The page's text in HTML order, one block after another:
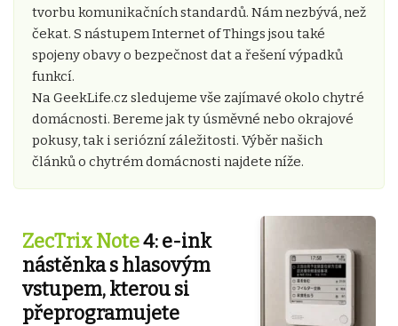
tvorbu komunikačních standardů. Nám nezbývá, než
čekat. S nástupem Internet of Things jsou také
spojeny obavy o bezpečnost dat a řešení výpadků
funkcí.
Na GeekLife.cz sledujeme vše zajímavé okolo chytré
domácnosti. Bereme jak ty úsměvné nebo okrajové
pokusy, tak i seriózní záležitosti. Výběr našich
článků o chytrém domácnosti najdete níže.
ZecTrix Note4: e-ink
nástěnka s hlasovým
vstupem, kterou si
přeprogramujete